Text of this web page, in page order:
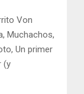
Von
Muchachos,
Un primer
(y